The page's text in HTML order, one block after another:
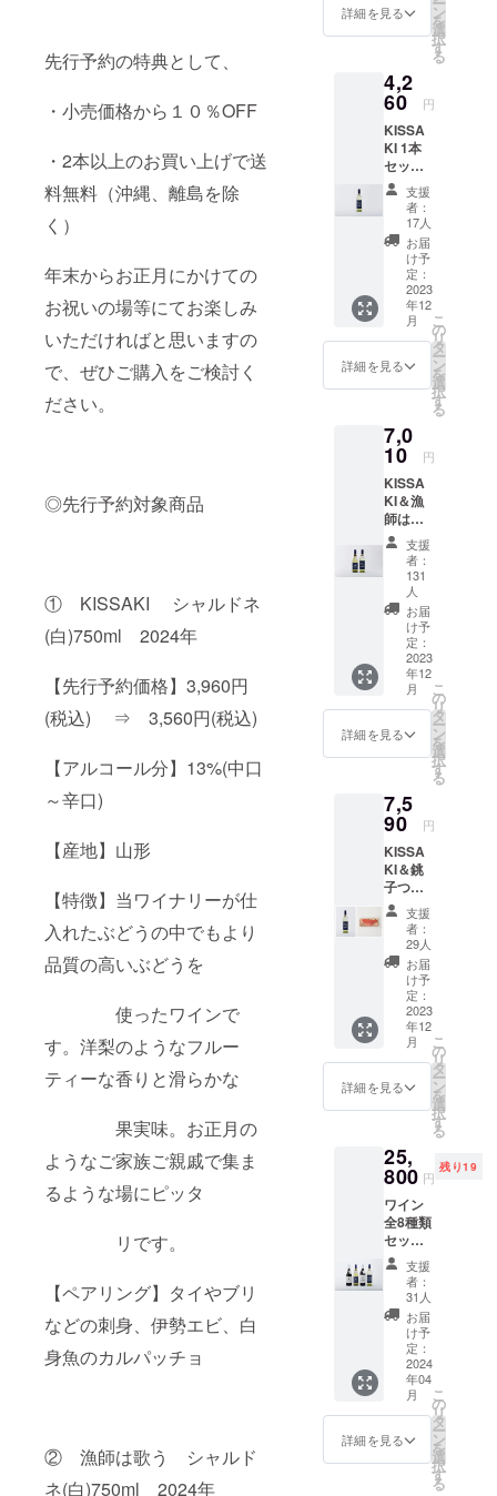
先行予約の特典として、
・小売価格から１０％OFF
・2本以上のお買い上げで送
料無料（沖縄、離島を除
く）
年末からお正月にかけての
お祝いの場等にてお楽しみ
いただければと思いますの
で、ぜひご購入をご検討く
ださい。
◎先行予約対象商品
① KISSAKI シャルドネ
(白)750ml 2024年
【先行予約価格】3,960円
(税込) ⇒ 3,560円(税込)
【アルコール分】13%(中口
～辛口)
【産地】山形
【特徴】当ワイナリーが仕
入れたぶどうの中でもより
品質の高いぶどうを
使ったワインで
す。洋梨のようなフルー
ティーな香りと滑らかな
果実味。お正月の
ようなご家族ご親戚で集ま
るような場にピッタ
リです。
【ペアリング】タイやブリ
などの刺身、伊勢エビ、白
身魚のカルパッチョ
② 漁師は歌う シャルド
ネ(白)750ml 2024年
し上が
よりお
楽しみ
になら
れたい
方は、
開封後
約１時
間ほど
お待ち
いただ
いた
後、 お
召し上
がりく
ださ
い。
【内
う(白)
ソー
ヨン・
ブラ
ン 1本
・箱
代 ・
送料(常
温)
※20歳未
満の者
による
飲酒は
法令で
禁止さ
ます。
20歳未
リター
ンを選
択でき
ませ
ん。
費税込
み) 銚子
で製造
缶詰と
漁師は
歌う(白)
ソー
ヴィニ
ヨン・
ブラン
のマリ
アー
ジュ
セット
となり
ます。
ワイン
と缶詰
でカ
ジュア
い。
【内
容】
・漁
師は歌
う
（白）
ソー
ヴィニ
ヨン・
ブラ
ン 1本
・銚
子の缶
詰 2
缶 (※
萄酒醸
造所の
チョイ
スいた
します)
・箱
代 ・
送料(常
温)
※20歳未
満の者
による
飲酒は
法令で
禁止さ
れてい
ます。
満の方
はこの
択でき
ませ
ん。
詳細を見る ン
を
選
択
す
る
4,2
60 円
KISSA
KI 1本
セット
【気前
いい割
1000円
OFF】
5,260円
→4,260
円 (送
料・箱
代・消
費税込
み) 銚子
葡萄酒
醸造所
グシッ
プワイ
ンであ
る
KISSA
KI(白)の
シャル
ドネ。
贈答用
やご家
族、ご
自身の
晴れの
日、門
出にお
召し上
がりく
ださ
・
KISSA
シャル
ドネ 1
本 ・
箱代
・送
料(常温)
※20
歳未満
の者に
よる飲
酒は法
令で禁
ていま
す。20
このリ
ターン
を選択
できま
せん。
支援
者：
17人
お届
け予
定：
2023
年12
月
詳細を見る
こ
の
リ
タ
ー
ン
を
選
択
す
る
7,0
10 円
KISSA
KI＆漁
師は歌
う セッ
ト 【気
前いい
1,000円
OFF】
8,010円
→7,010
円 (送
料・箱
代・消
費税込
ルドネ
と 漁師
は歌う
ソー
ヴィニ
ヨン・
ブラ
ン。 自
慢の白
ワイン
を2本
セット
にしま
した
【内
容】
・
ドネ 1
本 ・
歌う(白)
ソー
ヴィニ
ヨン・
ブラ
ン 1本
・箱
代 ・
送料(常
温)
※20歳未
満の者
飲酒は
法令で
支援
者：
131
人
お届
け予
定：
2023
年12
月
詳細を見る
こ
の
リ
タ
ー
ン
を
選
択
す
る
7,5
90 円
KISSA
KI＆銚
子つり
きんめ
セット
【気前
いい割
1,700円
OFF】
9,290円
→7,590
円 (送
料・箱
代・消
費税込
み) 生食
工され
た銚子
つりき
んめの
冷凍
フィー
レと 銚
子葡萄
酒醸造
所 座古
萬蔵商
店のフ
ラグ
シップ
ワイン
である
KISSA
支援
者：
29人
お届
け予
定：
2023
年12
月
詳細を見る
こ
の
リ
タ
ー
ン
を
選
択
す
る
25,
800 円
残り19
ワイン
全8種類
セット
【気前
いい割
2,000円
OFF】
27,800
→25,80
0円 (送
料・箱
代・消
費税込
み) 銚子
葡萄酒
支援
者：
31人
お届
け予
定：
2024
年04
月
詳細を見る
こ
の
リ
タ
ー
ン
を
選
択
す
る